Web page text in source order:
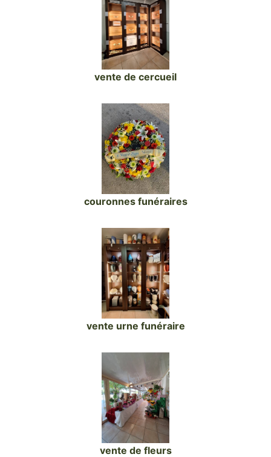
vente de cercueil
couronnes funéraires
vente urne funéraire
vente de fleurs